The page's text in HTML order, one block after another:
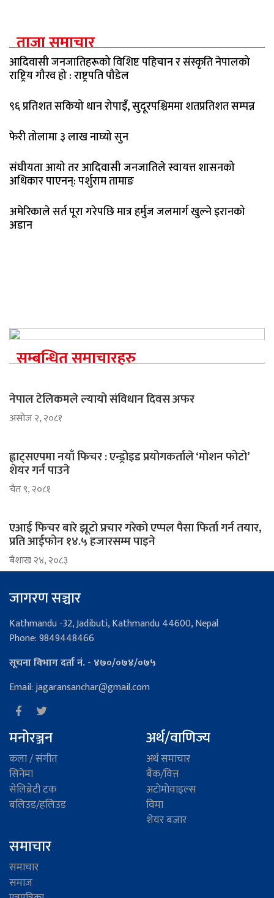
ताजा समाचार
आदिवासी जनजातिहरूको विशिष्ट पहिचान र संस्कृति नेपालको
राष्ट्रिय गौरव हो : राष्ट्रपति पौडेल
९६ प्रतिशत सकियो धान रोपाइँ, सुदूरपश्चिममा शतप्रतिशत सम्पन्न
फेरी तोलामा ३ लाख नाघ्यो सुन
संघीयता आयो तर आदिवासी जनजातिले स्वायत्त शासनको
अधिकार पाएनन्: पर्शुराम तामाङ
अमेरिकाले सर्त पूरा गरेपछि मात्र हर्मुज जलमार्ग खुल्ने इरानको
अडान
सम्बन्धित समाचारहरु
नेपाल टेलिकमले ल्यायो संविधान दिवस अफर
असोज २, २०८१
ह्वाट्सएपमा नयाँ फिचर : एन्ड्रोइड प्रयोगकर्ताले ‘मोशन फोटो’
शेयर गर्न पाउने
चैत ९, २०८१
एआई फिचर बारे झूटो प्रचार गरेको एप्पल पैसा फिर्ता गर्न तयार,
प्रति आईफोन १४.५ हजारसम्म पाइने
ब‌ैशाख २४, २०८३
जागरण सञ्चार
Kathmandu -32, Jadibuti, Kathmandu 44600, Nepal
Phone: 9849448466
सूचना विभाग दर्ता नं. - ४७०/०७४/०७५
Email: jagaransanchar@gmail.com
मनोरञ्जन
कला / संगीत
सिनेमा
सेलिब्रेटी टक
बलिउड/हलिउड
अर्थ/वाणिज्य
अर्थ समाचार
बैंक/वित्त
अटाेमाेवाइल्स
विमा
शेयर बजार
समाचार
समाचार
समाज